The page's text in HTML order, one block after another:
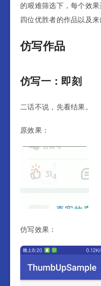
的艰难筛选下，每个效
四位优胜者的作品以及
仿写作品
仿写一：即刻
二话不说，先看结果。
原效果：
仿写效果：